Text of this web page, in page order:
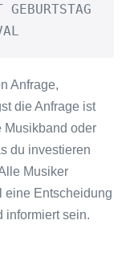
Anfrage,
die Anfrage ist
Musikband oder
du investieren
Musiker
eine Entscheidung
informiert sein.